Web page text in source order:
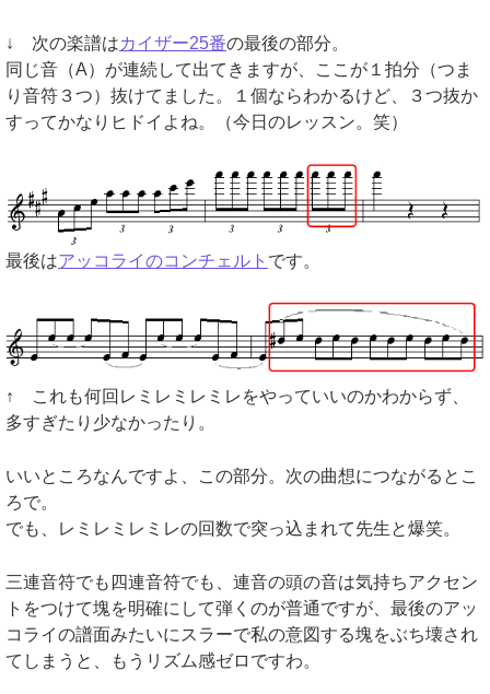
↓ 次の楽譜はカイザー25番の最後の部分。
同じ音（A）が連続して出てきますが、ここが１拍分（つま
り音符３つ）抜けてました。１個ならわかるけど、３つ抜か
すってかなりヒドイよね。（今日のレッスン。笑）
最後はアッコライのコンチェルト です。
↑ これも何回レミレミレミレをやっていいのかわからず、
多すぎたり少なかったり。
いいところなんですよ、この部分。次の曲想につながるとこ
ろで。
でも、レミレミレミレの回数で突っ込まれて先生と爆笑。
三連音符でも四連音符でも、連音の頭の音は気持ちアクセン
トをつけて塊を明確にして弾くのが普通ですが、最後のアッ
コライの譜面みたいにスラーで私の意図する塊をぶち壊され
てしまうと、もうリズム感ゼロですわ。